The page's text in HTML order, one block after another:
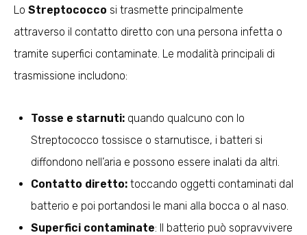
Lo Streptococco si trasmette principalmente
attraverso il contatto diretto con una persona infetta o
tramite superfici contaminate. Le modalità principali di
trasmissione includono:
Tosse e starnuti: quando qualcuno con lo
Streptococco tossisce o starnutisce, i batteri si
diffondono nell’aria e possono essere inalati da altri.
Contatto diretto: toccando oggetti contaminati dal
batterio e poi portandosi le mani alla bocca o al naso.
Superfici contaminate: Il batterio può sopravvivere